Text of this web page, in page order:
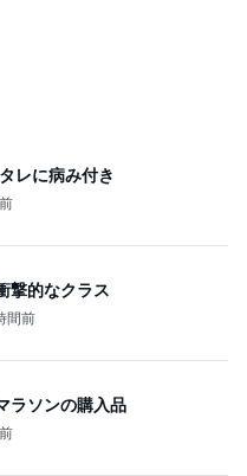
レに病み付き
撃的なクラス
間前
ラソンの購入品